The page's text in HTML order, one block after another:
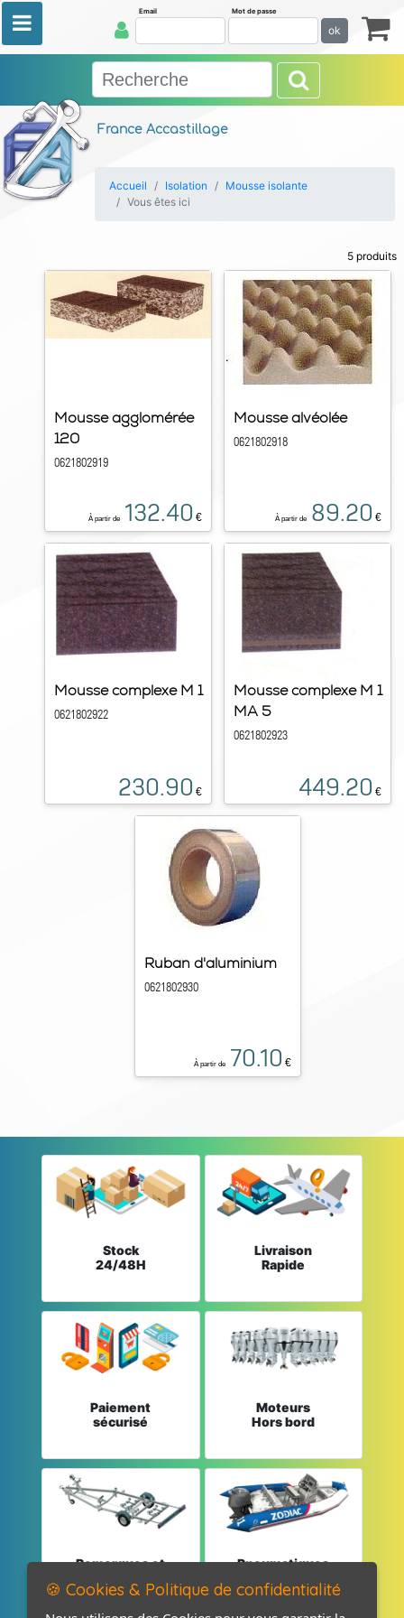
France Accastillage
Email Mot de passe
ok
Accueil Isolation
Mousse isolante
Vous êtes ici
5 produits
Mousse agglomérée
120
0621802919
À partir de 132.40 €
Mousse alvéolée
0621802918
À partir de 89.20 €
Mousse complexe M 1
0621802922
230.90 €
Mousse complexe M 1
MA 5
0621802923
449.20 €
Ruban d'aluminium
0621802930
À partir de 70.10 €
Stock
24/48H
Livraison
Rapide
Paiement
sécurisé
Moteurs
Hors bord
Remorques et
Pneumatiques
🍪 Cookies & Politique de confidentialité